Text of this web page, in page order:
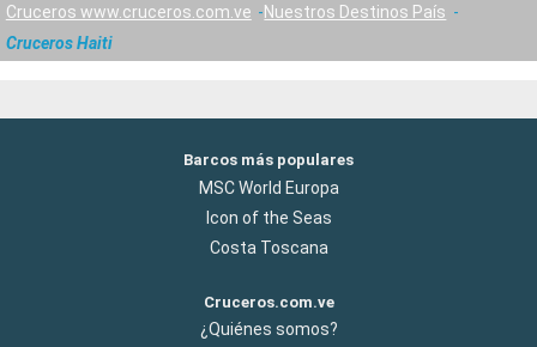
Cruceros www.cruceros.com.ve
Nuestros Destinos País
Cruceros Haiti
Barcos más populares
MSC World Europa
Icon of the Seas
Costa Toscana
Cruceros.com.ve
¿Quiénes somos?